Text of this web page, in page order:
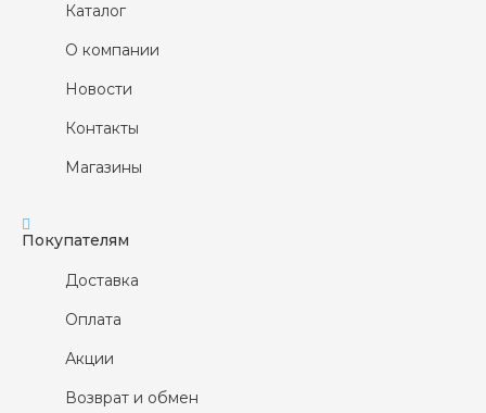
Каталог
О компании
Новости
Контакты
Магазины
Покупателям
Доставка
Оплата
Акции
Возврат и обмен